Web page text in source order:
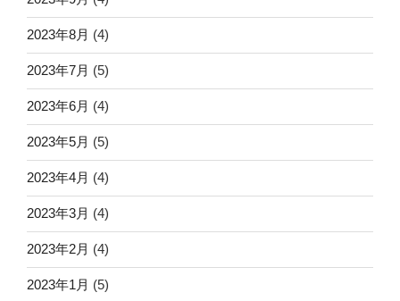
2023年8月 (4)
2023年7月 (5)
2023年6月 (4)
2023年5月 (5)
2023年4月 (4)
2023年3月 (4)
2023年2月 (4)
2023年1月 (5)